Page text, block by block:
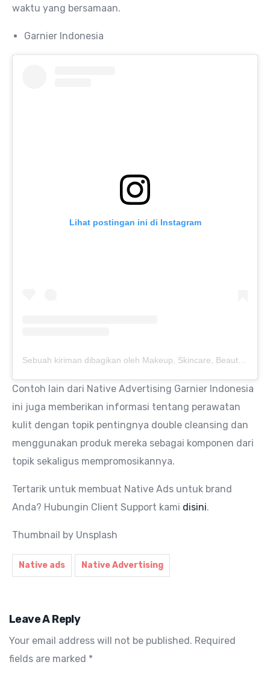
waktu yang bersamaan.
Garnier Indonesia
Lihat postingan ini di Instagram
Sebuah kiriman dibagikan oleh Makeup, Skincare, Beauty. (@cchannel_beauty_id)
Contoh lain dari Native Advertising Garnier Indonesia
ini juga memberikan informasi tentang perawatan
kulit dengan topik pentingnya double cleansing dan
menggunakan produk mereka sebagai komponen dari
topik sekaligus mempromosikannya.
Tertarik untuk membuat Native Ads untuk brand
Anda? Hubungin Client Support kami disini.
Thumbnail by Unsplash
Native ads Native Advertising
Leave A Reply
Your email address will not be published. Required
fields are marked *